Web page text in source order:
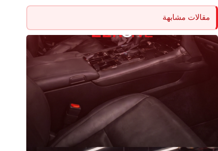
مقالات مشابهة